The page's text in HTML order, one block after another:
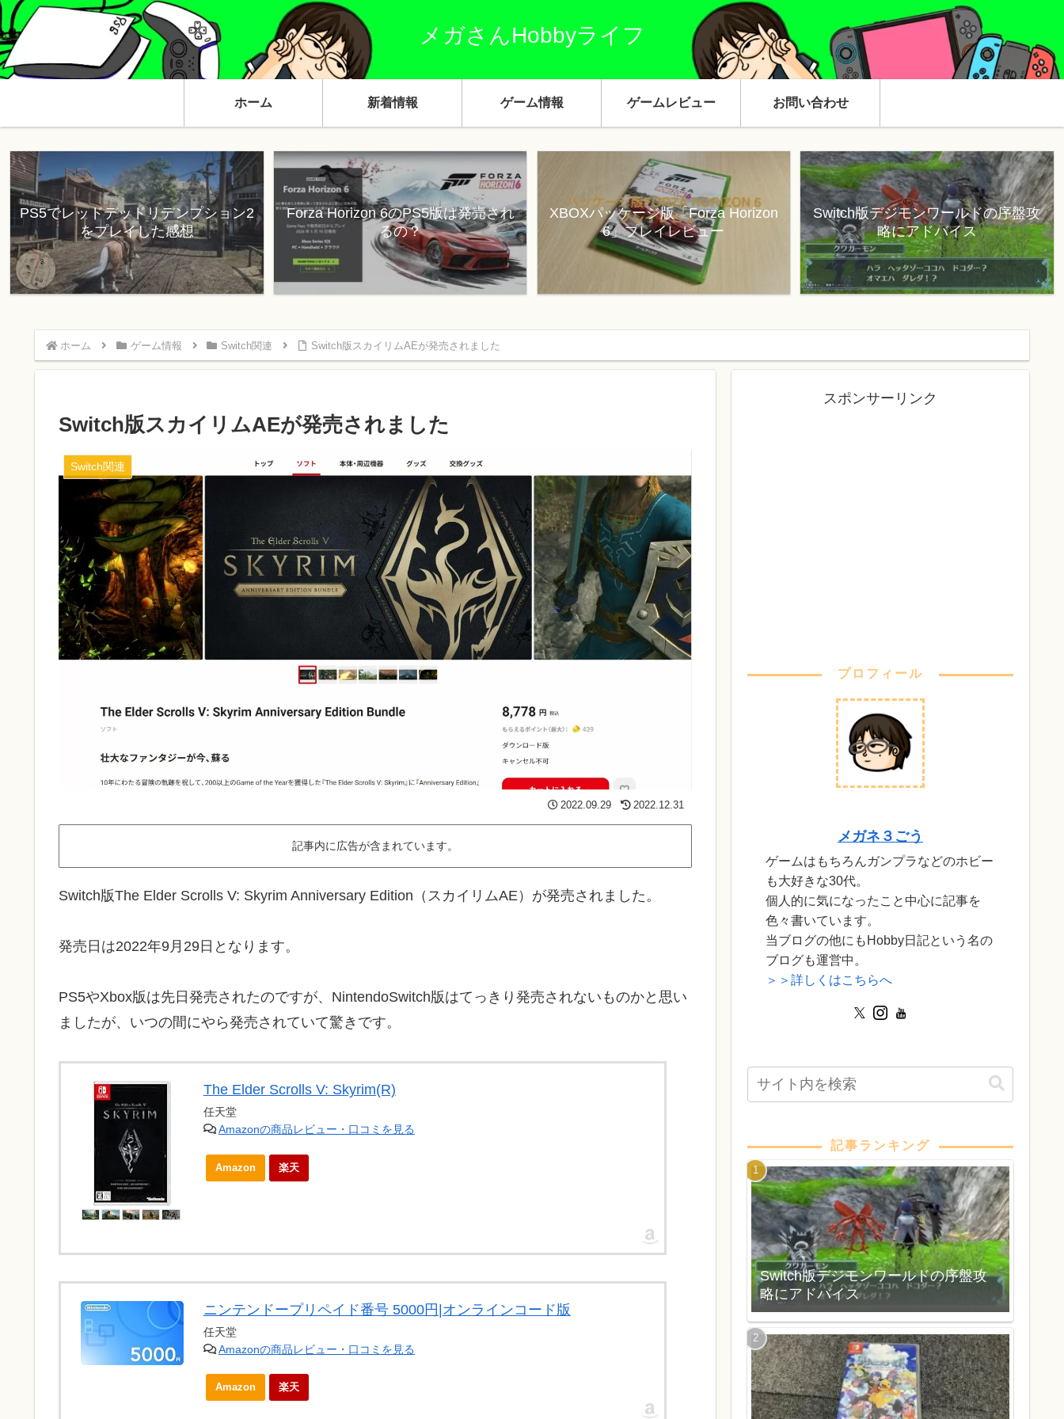
メガさんHobbyライフ
ホーム 新着情報 ゲーム情報 ゲームレビュー お問い合わせ
PS5でレッドデッドリデンプション2
をプレイした感想
Forza Horizon 6のPS5版は発売され
るの？
XBOXパッケージ版「Forza Horizon
6」プレイレビュー
Switch版デジモンワールドの序盤攻
略にアドバイス
ホーム ゲーム情報 Switch関連 Switch版スカイリムAEが発売されました
Switch版スカイリムAEが発売されました
Switch関連
2022.09.29 2022.12.31
記事内に広告が含まれています。
Switch版The Elder Scrolls V: Skyrim Anniversary Edition（スカイリムAE）が発売されました。
発売日は2022年9月29日となります。
PS5やXbox版は先日発売されたのですが、NintendoSwitch版はてっきり発売されないものかと思い
ましたが、いつの間にやら発売されていて驚きです。
The Elder Scrolls V: Skyrim(R)
任天堂
Amazonの商品レビュー・口コミを見る
Amazon 楽天
ニンテンドープリペイド番号 5000円|オンラインコード版
任天堂
Amazonの商品レビュー・口コミを見る
Amazon 楽天
スポンサーリンク
プロフィール
メガネ３ごう
ゲームはもちろんガンプラなどのホビー
も大好きな30代。
個人的に気になったこと中心に記事を
色々書いています。
当ブログの他にもHobby日記という名の
ブログも運営中。
＞＞詳しくはこちらへ
記事ランキング
Switch版デジモンワールドの序盤攻
略にアドバイス